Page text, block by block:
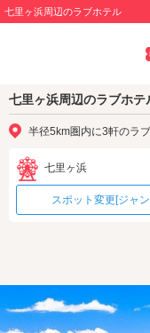
七里ヶ浜周辺のラブホテル
七里ヶ浜周辺のラブホテ
半径5km圏内に3軒のラ
七里ヶ浜
スポット変更[ジャ